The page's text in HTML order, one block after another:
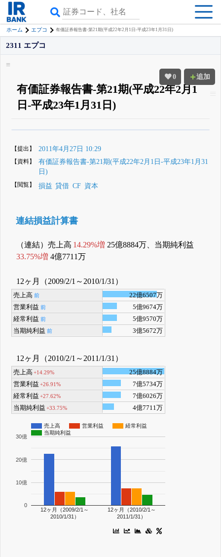
ホーム エプコ 有価証券報告書-第21期(平成22年2月1日-平成23年1月31日)
0 追加
2311 エプコ
有価証券報告書-第21期(平成22年2月1
日-平成23年1月31日)
詳しく見られる 無料でβ版をはじめる
登録すると永久30%OFFと米株版の先行利用も付きます
【提出】 2011年4月27日 10:29
【資料】
有価証券報告書-第21期(平成22年2月1日-平成23年1月31
日)
【閲覧】 損益 貸借 CF 資本
連結損益計算書
（連結）売上高 14.29%増 25億8884万、当期純利益
33.75%増 4億7711万
12ヶ月（2009/2/1～2010/1/31）
売上高 前
22億6507万
営業利益 前
5億9674万
経常利益 前
5億9570万
当期純利益 前 3億5672万
12ヶ月（2010/2/1～2011/1/31）
売上高 +14.29%
25億8884万
営業利益 +26.91%
7億5734万
経常利益 +27.62%
7億6026万
当期純利益 +33.75% 4億7711万
売上高 営業利益
経常利益
当期純利益
12ヶ月（2009/2/1～
2010/1/31）
12ヶ月（2010/2/1～
2011/1/31）
0
10億
20億
30億